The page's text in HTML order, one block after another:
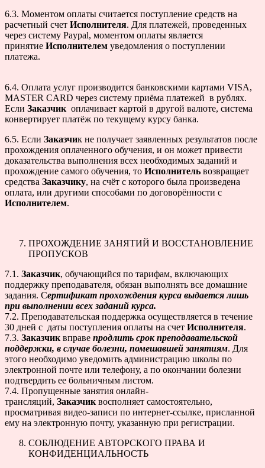
6.3. Моментом оплаты считается поступление средств на
расчетный счет Исполнителя. Для платежей, проведенных
через систему Paypal, моментом оплаты является
принятие Исполнителем уведомления о поступлении
платежа.
6.4. Оплата услуг производится банковскими картами VISA,
MASTER CARD через систему приёма платежей в рублях.
Если Заказчик оплачивает картой в другой валюте, система
конвертирует платёж по текущему курсу банка.
6.5. Если Заказчик не получает заявленных результатов после
прохождения оплаченного обучения, и он может привести
доказательства выполнения всех необходимых заданий и
прохождение самого обучения, то Исполнитель возвращает
средства Заказчику, на счёт с которого была произведена
оплата, или другими способами по договорённости с
Исполнителем.
ПРОХОЖДЕНИЕ ЗАНЯТИЙ И ВОССТАНОВЛЕНИЕ
ПРОПУСКОВ
7.1. Заказчик, обучающийся по тарифам, включающих
поддержку преподавателя, обязан выполнять все домашние
задания. Сертификат прохождения курса выдается лишь
при выполнении всех заданий курса.
7.2. Преподавательская поддержка осуществляется в течение
30 дней с даты поступления оплаты на счет Исполнителя.
7.3. Заказчик вправе продлить срок преподавательской
поддержки, в случае болезни, помешавшей занятиям. Для
этого необходимо уведомить администрацию школы по
электронной почте или телефону, а по окончании болезни
подтвердить ее больничным листом.
7.4. Пропущенные занятия онлайн-
трансляций, Заказчик восполняет самостоятельно,
просматривая видео-записи по интернет-ссылке, присланной
ему на электронную почту, указанную при регистрации.
СОБЛЮДЕНИЕ АВТОРСКОГО ПРАВА И
КОНФИДЕНЦИАЛЬНОСТЬ